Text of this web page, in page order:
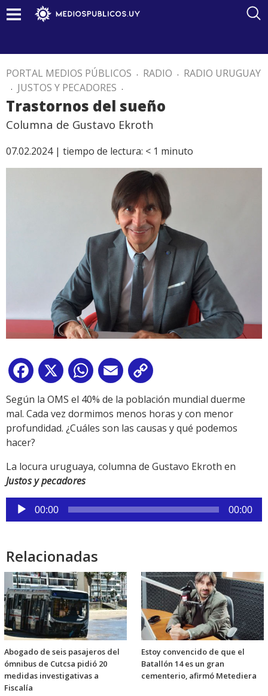
PORTAL MEDIOS PÚBLICOS . RADIO . RADIO URUGUAY
. JUSTOS Y PECADORES .
Trastornos del sueño
Columna de Gustavo Ekroth
07.02.2024 | tiempo de lectura: < 1 minuto
Facebook
X WhatsApp
Email
Link
Según la OMS el 40% de la población mundial duerme
mal. Cada vez dormimos menos horas y con menor
profundidad. ¿Cuáles son las causas y qué podemos
hacer?
La locura uruguaya, columna de Gustavo Ekroth en
Justos y pecadores
Reproductor
de
00:00 00:00
Relacionadas
Abogado de seis pasajeros del
ómnibus de Cutcsa pidió 20
medidas investigativas a
Fiscalía
Estoy convencido de que el
Batallón 14 es un gran
cementerio, afirmó Metediera